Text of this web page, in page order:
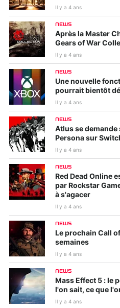
Il y a 4 ans
NEWS
Après la Master
Gears of War
Il y a 4 ans
NEWS
Une nouvelle
pourrait bientôt
Il y a 4 ans
NEWS
Atlus se
Persona sur
Il y a 4 ans
NEWS
Red Dead Online
par Rockstar
à s'agacer
Il y a 4 ans
NEWS
Le prochain Call
semaines
Il y a 4 ans
NEWS
Mass Effect 5 : le
l'on sait, ce que
Il y a 4 ans